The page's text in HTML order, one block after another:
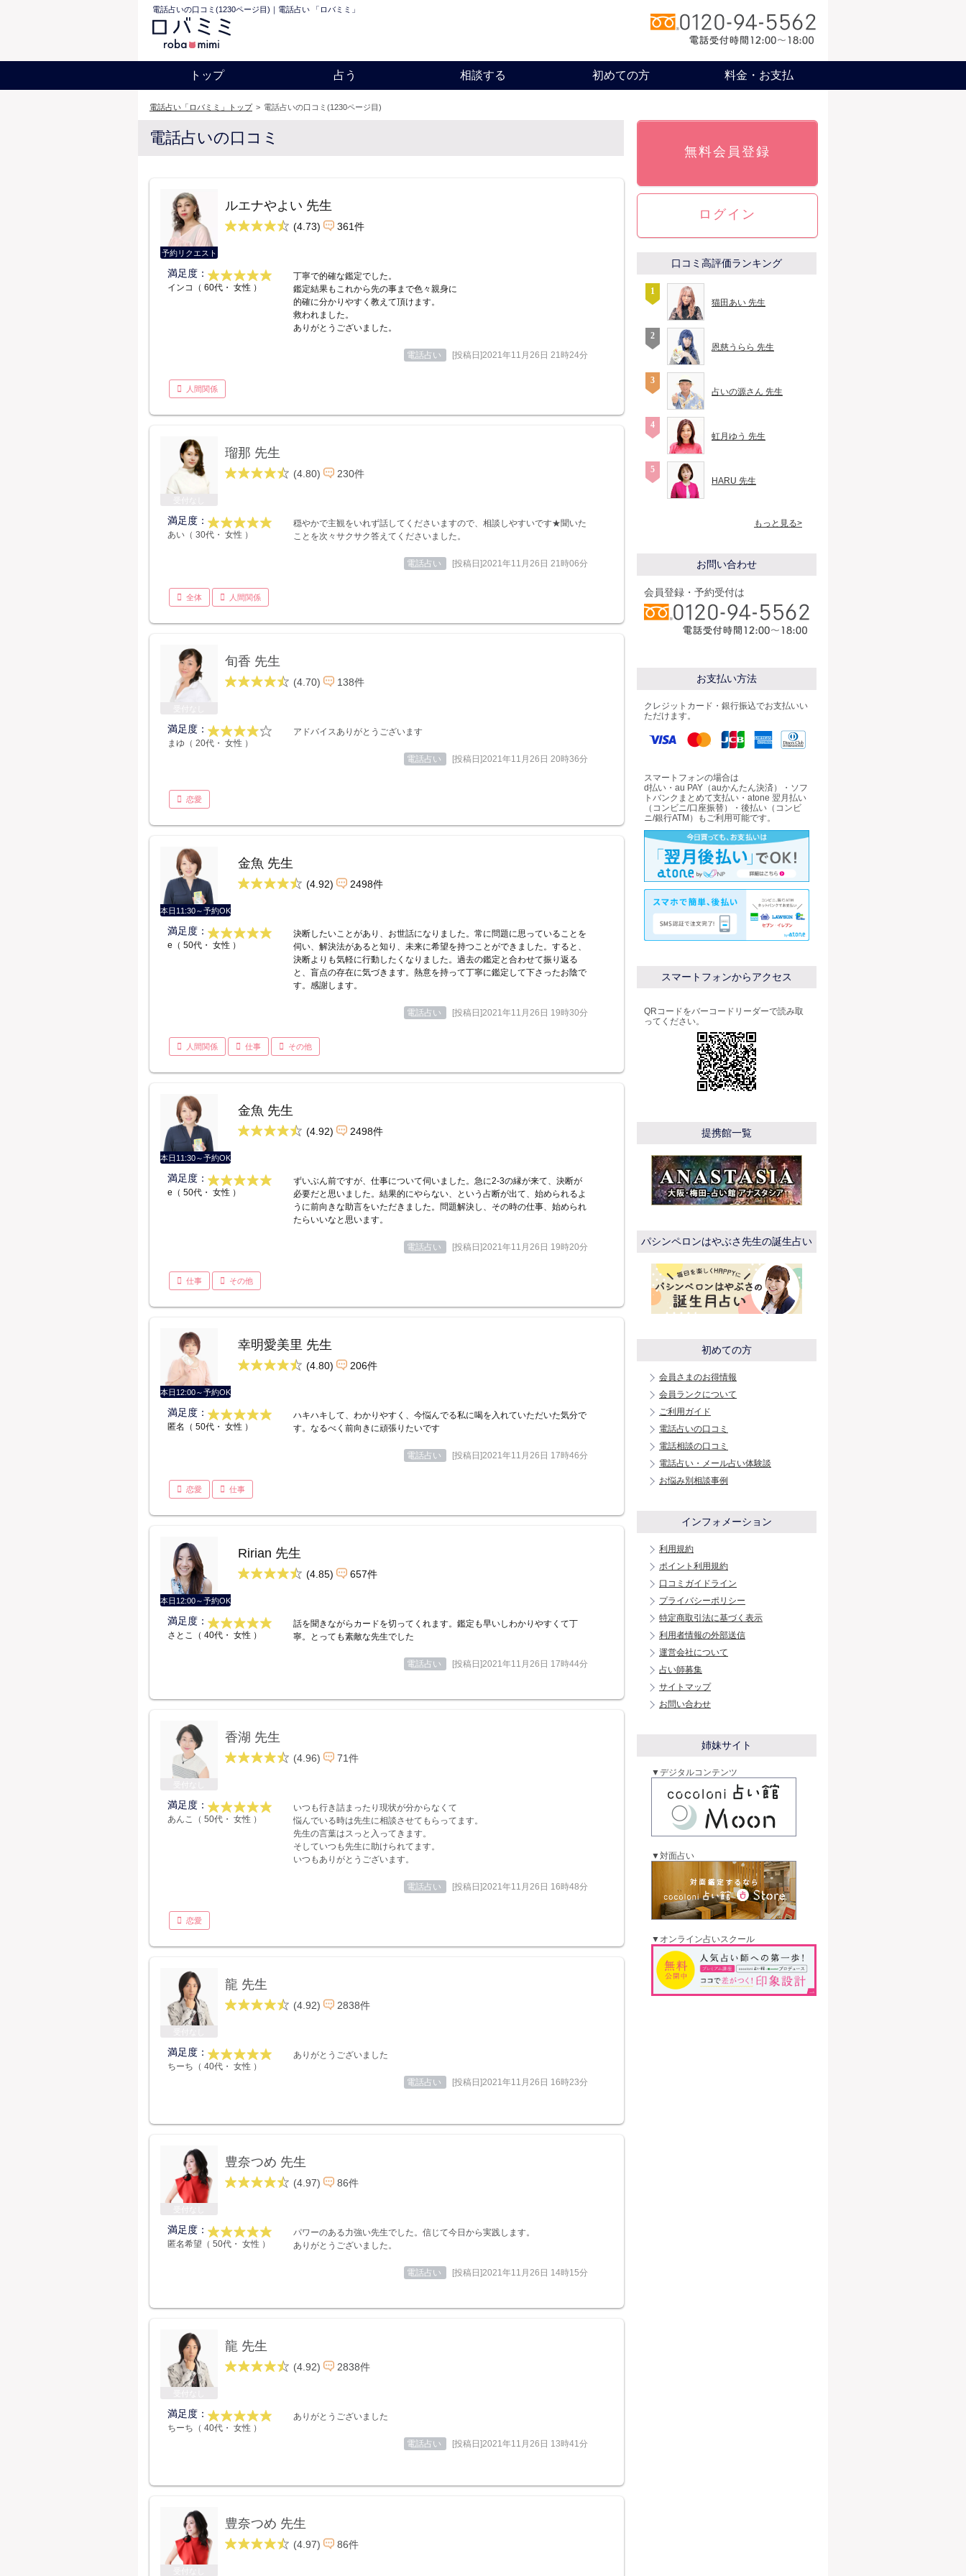
電話占いの口コミ(1230ページ目)｜電話占い 「ロバミミ」
トップ 占う 相談する 初めての方 料金・お支払
電話占い「ロバミミ」トップ > 電話占いの口コミ(1230ページ目)
電話占いの口コミ
予約リクエスト
ルエナやよい 先生
(4.73) 361件
満足度：
インコ（ 60代・ 女性 ）
丁寧で的確な鑑定でした。
鑑定結果もこれから先の事まで色々親身に
的確に分かりやすく教えて頂けます。
救われました。
ありがとうございました。
電話占い [投稿日]2021年11月26日 21時24分
人間関係
瑠那 先生
(4.80) 230件
満足度：
あい（ 30代・ 女性 ）
穏やかで主観をいれず話してくださいますので、相談しやすいです★聞いた
ことを次々サクサク答えてくださいました。
電話占い [投稿日]2021年11月26日 21時06分
全体 人間関係
旬香 先生
(4.70) 138件
満足度：
まゆ（ 20代・ 女性 ）
アドバイスありがとうございます
電話占い [投稿日]2021年11月26日 20時36分
恋愛
本日11:30～予約OK
金魚 先生
(4.92) 2498件
満足度：
e（ 50代・ 女性 ）
決断したいことがあり、お世話になりました。常に問題に思っていることを
伺い、解決法があると知り、未来に希望を持つことができました。すると、
決断よりも気軽に行動したくなりました。過去の鑑定と合わせて振り返る
と、盲点の存在に気づきます。熱意を持って丁寧に鑑定して下さったお陰で
す。感謝します。
電話占い [投稿日]2021年11月26日 19時30分
人間関係 仕事 その他
本日11:30～予約OK
金魚 先生
(4.92) 2498件
満足度：
e（ 50代・ 女性 ）
ずいぶん前ですが、仕事について伺いました。急に2-3の縁が来て、決断が
必要だと思いました。結果的にやらない、という占断が出て、始められるよ
うに前向きな助言をいただきました。問題解決し、その時の仕事、始められ
たらいいなと思います。
電話占い [投稿日]2021年11月26日 19時20分
仕事 その他
本日12:00～予約OK
幸明愛美里 先生
(4.80) 206件
満足度：
匿名（ 50代・ 女性 ）
ハキハキして、わかりやすく、今悩んでる私に喝を入れていただいた気分で
す。なるべく前向きに頑張りたいです
電話占い [投稿日]2021年11月26日 17時46分
恋愛 仕事
本日12:00～予約OK
Ririan 先生
(4.85) 657件
満足度：
さとこ（ 40代・ 女性 ）
話を聞きながらカードを切ってくれます。鑑定も早いしわかりやすくて丁
寧。とっても素敵な先生でした
電話占い [投稿日]2021年11月26日 17時44分
香湖 先生
(4.96) 71件
満足度：
あんこ（ 50代・ 女性 ）
いつも行き詰まったり現状が分からなくて
悩んでいる時は先生に相談させてもらってます。
先生の言葉はスっと入ってきます。
そしていつも先生に助けられてます。
いつもありがとうございます。
電話占い [投稿日]2021年11月26日 16時48分
恋愛
龍 先生
(4.92) 2838件
満足度：
ちーち（ 40代・ 女性 ）
ありがとうございました
電話占い [投稿日]2021年11月26日 16時23分
豊奈つめ 先生
(4.97) 86件
満足度：
匿名希望（ 50代・ 女性 ）
パワーのある力強い先生でした。信じて今日から実践します。
ありがとうございました。
電話占い [投稿日]2021年11月26日 14時15分
龍 先生
(4.92) 2838件
満足度：
ちーち（ 40代・ 女性 ）
ありがとうございました
電話占い [投稿日]2021年11月26日 13時41分
豊奈つめ 先生
(4.97) 86件
無料会員登録
ログイン
口コミ高評価ランキング
猫田あい 先生
恩慈うらら 先生
占いの源さん 先生
虹月ゆう 先生
HARU 先生
もっと見る>
お問い合わせ
会員登録・予約受付は
お支払い方法
クレジットカード・銀行振込でお支払いい
ただけます。
スマートフォンの場合は
d払い・au PAY（auかんたん決済）・ソフ
トバンクまとめて支払い・atone 翌月払い
（コンビニ/口座振替）・後払い（コンビ
ニ/銀行ATM）もご利用可能です。
スマートフォンからアクセス
QRコードをバーコードリーダーで読み取
ってください。
提携館一覧
パシンペロンはやぶさ先生の誕生占い
初めての方
会員さまのお得情報
会員ランクについて
ご利用ガイド
電話占いの口コミ
電話相談の口コミ
電話占い・メール占い体験談
お悩み別相談事例
インフォメーション
利用規約
ポイント利用規約
口コミガイドライン
プライバシーポリシー
特定商取引法に基づく表示
利用者情報の外部送信
運営会社について
占い師募集
サイトマップ
お問い合わせ
姉妹サイト
▼デジタルコンテンツ
▼対面占い
▼オンライン占いスクール